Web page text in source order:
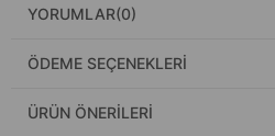
YORUMLAR(0)
ÖDEME SEÇENEKLERI
ÜRÜN ÖNERILERI